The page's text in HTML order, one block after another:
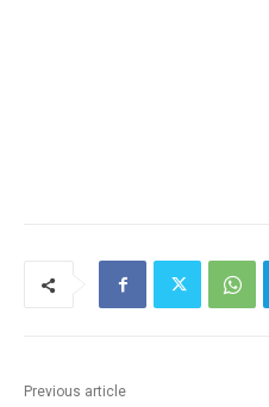
Previous article